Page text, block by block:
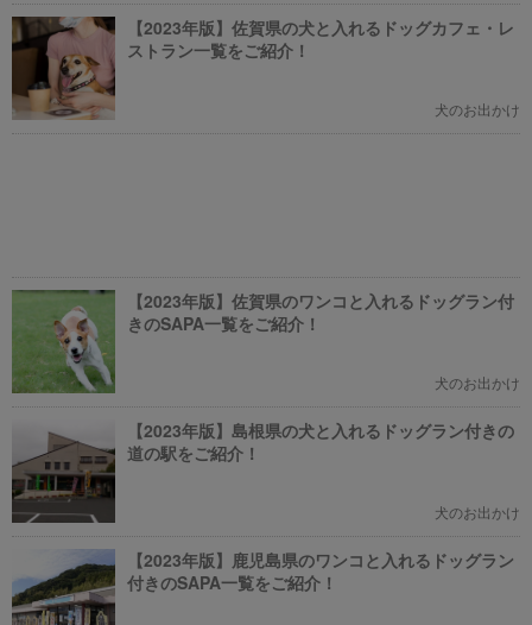
【2023年版】佐賀県の犬と入れるドッグカフェ・レ
ストラン一覧をご紹介！
犬のお出かけ
【2023年版】佐賀県のワンコと入れるドッグラン付
きのSAPA一覧をご紹介！
犬のお出かけ
【2023年版】島根県の犬と入れるドッグラン付きの
道の駅をご紹介！
犬のお出かけ
【2023年版】鹿児島県のワンコと入れるドッグラン
付きのSAPA一覧をご紹介！